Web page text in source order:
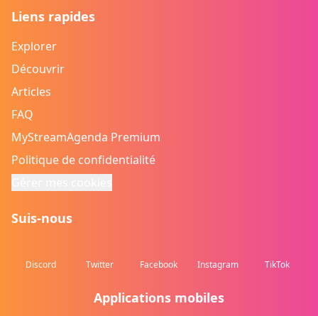
Liens rapides
Explorer
Découvrir
Articles
FAQ
MyStreamAgenda Premium
Politique de confidentialité
Suis-nous
Discord Twitter Facebook Instagram TikTok
Applications mobiles